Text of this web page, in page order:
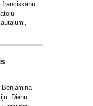
franciskāņu
Benjamina
Dienu